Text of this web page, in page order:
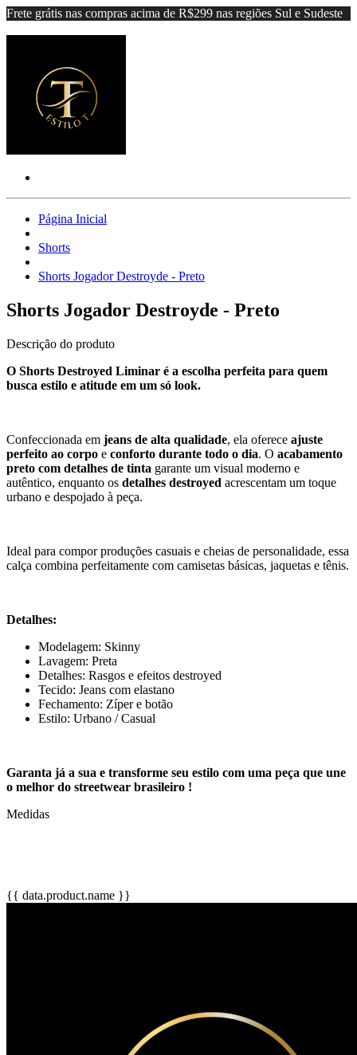
Frete grátis nas compras acima de R$299 nas regiões Sul e Sudeste
Página Inicial
Shorts
Shorts Jogador Destroyde - Preto
Shorts Jogador Destroyde - Preto
Descrição do produto
O Shorts Destroyed Liminar é a escolha perfeita para quem
busca estilo e atitude em um só look.
Confeccionada em jeans de alta qualidade, ela oferece ajuste
perfeito ao corpo e conforto durante todo o dia. O acabamento
preto com detalhes de tinta garante um visual moderno e
autêntico, enquanto os detalhes destroyed acrescentam um toque
urbano e despojado à peça.
Ideal para compor produções casuais e cheias de personalidade, essa
calça combina perfeitamente com camisetas básicas, jaquetas e tênis.
Detalhes:
Modelagem: Skinny
Lavagem: Preta
Detalhes: Rasgos e efeitos destroyed
Tecido: Jeans com elastano
Fechamento: Zíper e botão
Estilo: Urbano / Casual
Garanta já a sua e transforme seu estilo com uma peça que une
o melhor do streetwear brasileiro !
Medidas
{{ data.product.name }}